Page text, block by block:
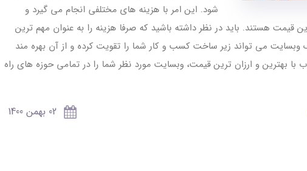
شود. این امر با هزینه های مختلفی انجام می گیرد و
قیمت هستند. باید در نظر داشته باشید که صرفا هزینه را به عنوان مهم ترین
وبسایت می تواند زیر ساخت کسب و کار شما را تقویت کرده و از آن بهره مند
با بهترین و ارزان ترین قیمت، وبسایت مورد نظر شما را در تمامی حوزه های راه
02 بهمن 1400